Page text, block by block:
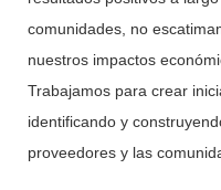
comunidades, no
nuestros impactos
Trabajamos para crear
identificando y
proveedores y las